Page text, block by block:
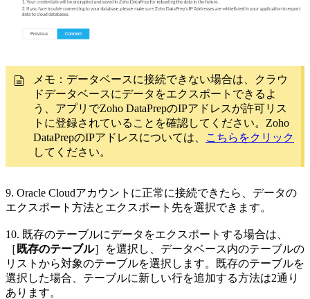
メモ：データベースに接続できない場合は、クラウ
ドデータベースにデータをエクスポートできるよ
う、アプリでZoho DataPrepのIPアドレスが許可リス
トに登録されていることを確認してください。Zoho
DataPrepのIPアドレスについては、
こちらをクリック
してください。
9. Oracle Cloudアカウントに正常に接続できたら、データの
エクスポート方法とエクスポート先を選択できます。
10. 既存のテーブルにデータをエクスポートする場合は、
［ 既存のテーブル］を選択し、データベース内のテーブルの
リストから対象のテーブルを選択します。既存のテーブルを
選択した場合、テーブルに新しい行を追加する方法は2通り
あります。